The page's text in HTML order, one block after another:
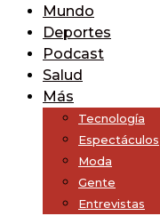
Mundo
Deportes
Podcast
Salud
Más
Tecnología
Espectáculos
Moda
Gente
Entrevistas